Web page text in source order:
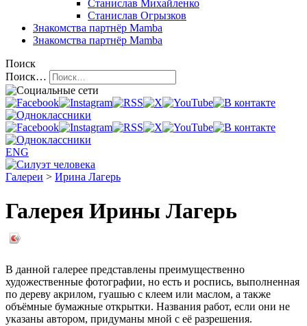
Станислав Михайленко
Станислав Огрызков
Знакомства партнёр Mamba
Знакомства партнёр Mamba
Поиск
Поиск…
ENG
Галереи > Ирина Лагерь
Галерея Ирины Лагерь
В данной галерее представлены преимущественно
художественные фотографии, но есть и роспись, выполненная
по дереву акрилом, гуашью с клеем или маслом, а также
объёмные бумажные открытки. Названия работ, если они не
указаны автором, придуманы мной с её разрешения.